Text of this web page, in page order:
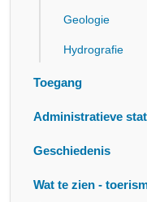
Geologie
Hydrografie
Toegang
Administratieve
Geschiedenis
Wat te zien -